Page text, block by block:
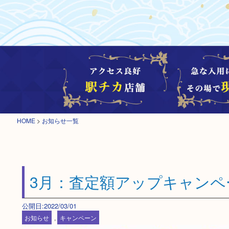
HOME > お知らせ一覧
3月：査定額アップキャン
公開日:2022/03/01
お知らせ , キャンペーン